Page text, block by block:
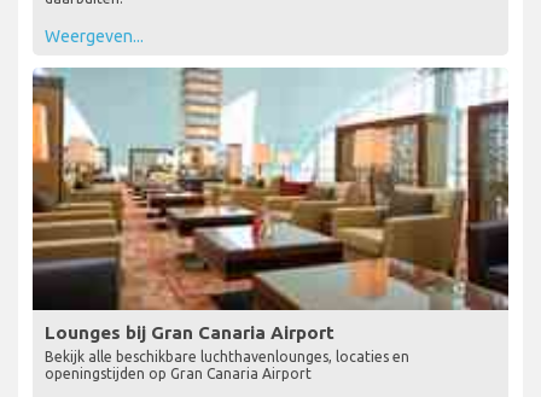
Weergeven...
Lounges bij Gran Canaria Airport
Bekijk alle beschikbare luchthavenlounges, locaties en
openingstijden op Gran Canaria Airport